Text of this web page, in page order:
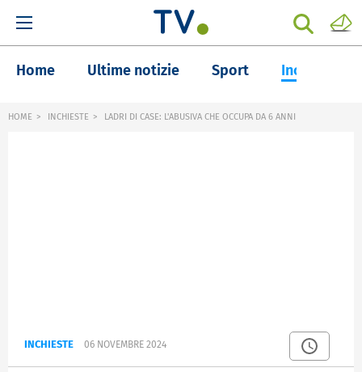
Home Ultime notizie Sport Inchieste
HOME INCHIESTE LADRI DI CASE: L'ABUSIVA CHE OCCUPA DA 6 ANNI
INCHIESTE 06 NOVEMBRE 2024